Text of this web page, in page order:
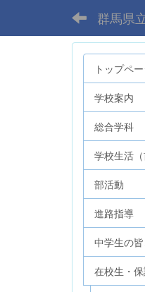
群馬県
トップペ
学校案内
総合学科
学校生活（
部活動
進路指導
中学生の
在校生・